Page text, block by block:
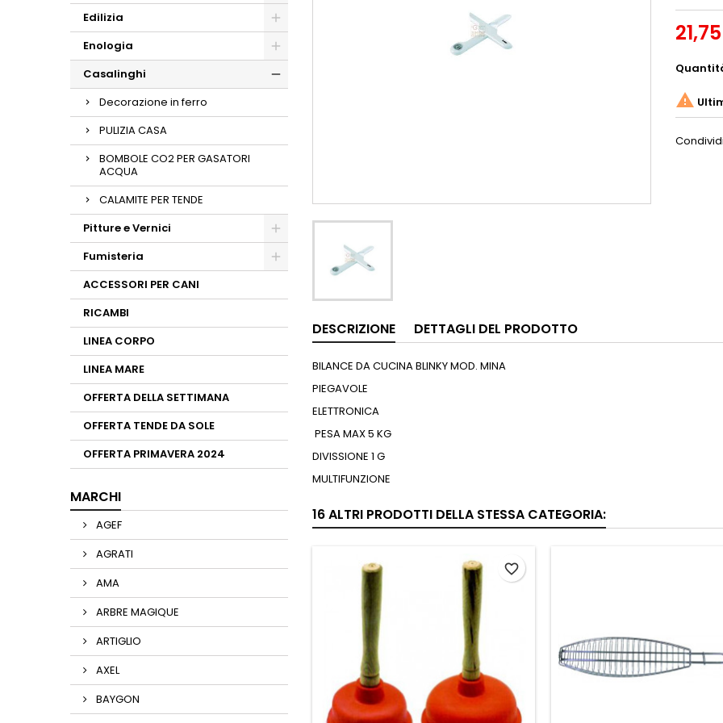
Edilizia
Enologia
Casalinghi
Decorazione in ferro
PULIZIA CASA
BOMBOLE CO2 PER GASATORI
ACQUA
CALAMITE PER TENDE
Pitture e Vernici
Fumisteria
ACCESSORI PER CANI
RICAMBI
LINEA CORPO
LINEA MARE
OFFERTA DELLA SETTIMANA
OFFERTA TENDE DA SOLE
OFFERTA PRIMAVERA 2024
MARCHI
AGEF
AGRATI
AMA
ARBRE MAGIQUE
ARTIGLIO
AXEL
BAYGON

Condividi
DESCRIZIONE DETTAGLI DEL PRODOTTO
BILANCE DA CUCINA BLINKY MOD. MINA
PIEGAVOLE
ELETTRONICA
PESA MAX 5 KG
DIVISSIONE 1 G
MULTIFUNZIONE
16 ALTRI PRODOTTI DELLA STESSA CATEGORIA:
favorite_border